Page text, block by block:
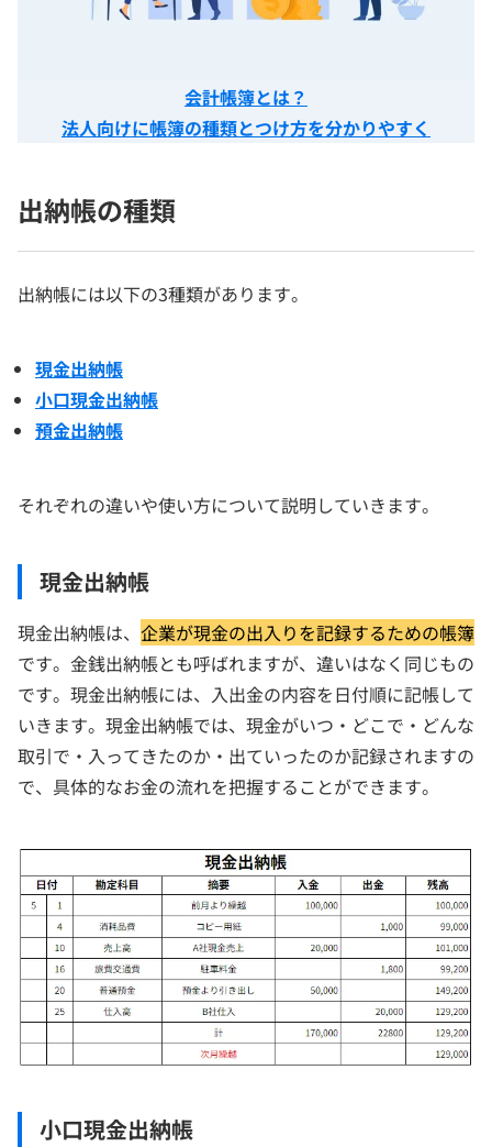
会計帳簿とは？
法人向けに帳簿の種類とつけ方を分かりやすく
出納帳の種類
出納帳には以下の3種類があります。
現金出納帳
小口現金出納帳
預金出納帳
それぞれの違いや使い方について説明していきます。
現金出納帳
現金出納帳は、 企業が現金の出入りを記録するための帳簿
です。金銭出納帳とも呼ばれますが、違いはなく同じもの
です。現金出納帳には、入出金の内容を日付順に記帳して
いきます。現金出納帳では、現金がいつ・どこで・どんな
取引で・入ってきたのか・出ていったのか記録されますの
で、具体的なお金の流れを把握することができます。
小口現金出納帳